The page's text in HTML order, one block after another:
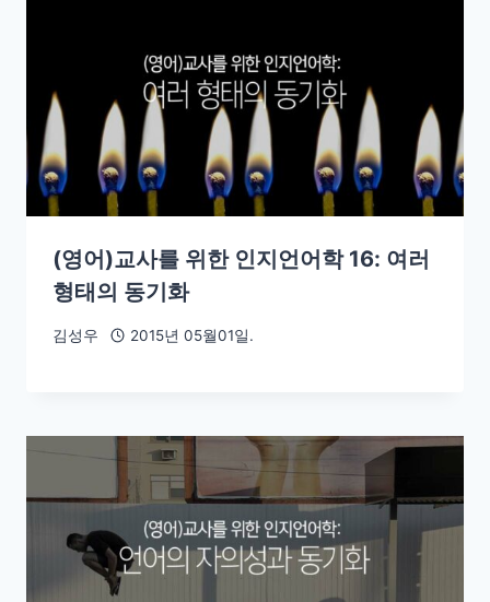
(영어)교사를 위한 인지언어학 16: 여러
형태의 동기화
김성우 2015년 05월01일.